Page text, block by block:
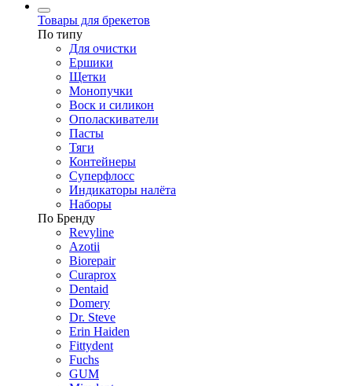
Товары для брекетов
По типу
Для очистки
Ершики
Щетки
Монопучки
Воск и силикон
Ополаскиватели
Пасты
Тяги
Контейнеры
Суперфлосс
Индикаторы налёта
Наборы
По Бренду
Revyline
Azotii
Biorepair
Curaprox
Dentaid
Domery
Dr. Steve
Erin Haiden
Fittydent
Fuchs
GUM